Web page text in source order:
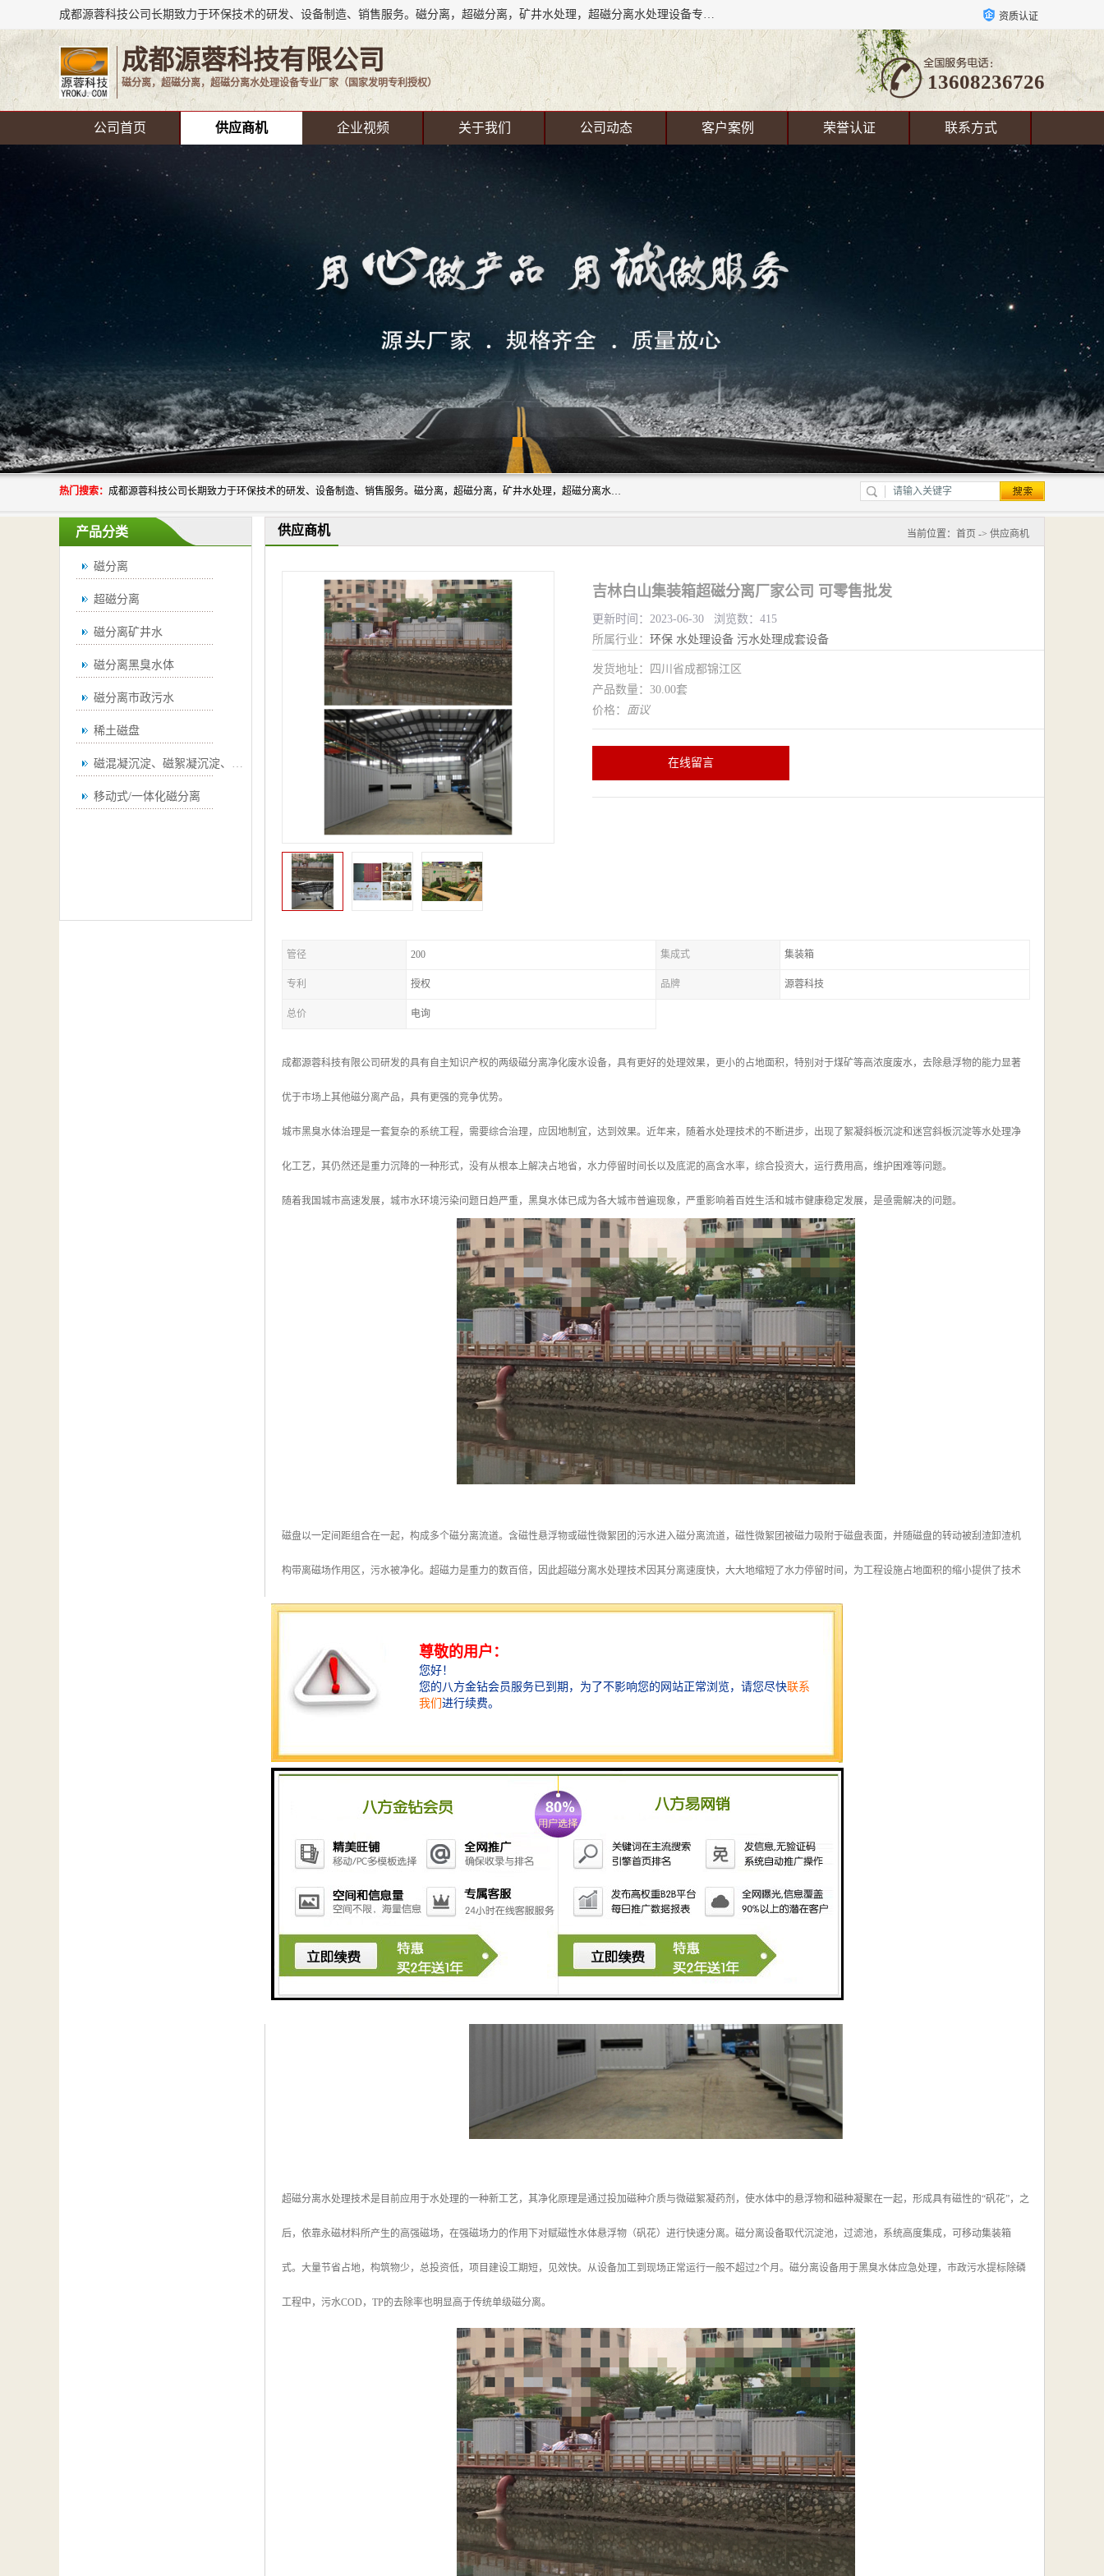
成都源蓉科技公司长期致力于环保技术的研发、设备制造、销售服务。磁分离，超磁分离，矿井水处理，超磁分离水处理设备专业厂家（国家发明专利授权）在水处理领域，公司拥有自己的技术，包括磁分离净化、磁力脱水、精密过滤等，且已获得多项国家发明专利磁分离设备，一级强化设备，磁分离机，磁分离水处理技术服务，超磁分离水处理技术服务。 资质认证
成都源蓉科技有限公司
磁分离，超磁分离，超磁分离水处理设备专业厂家（国家发明专利授权） 13608236726
公司首页 供应商机 企业视频 关于我们 公司动态 客户案例 荣誉认证 联系方式
热门搜索： 成都源蓉科技公司长期致力于环保技术的研发、设备制造、销售服务。磁分离，超磁分离，矿井水处理，超磁分离水处理设备专业厂家（国家发明专利授权）在水处理领域，公司拥有自己的技术，包括磁分离净化、磁力脱水、精密过滤等，且已获得多项国家发明专利磁分离设备，一级强化设备，磁分离机，磁分离水处理技术服务，超磁分离水处理技术服务。
产品分类
磁分离
超磁分离
磁分离矿井水
磁分离黑臭水体
磁分离市政污水
稀土磁盘
磁混凝沉淀、磁絮凝沉淀、磁澄清
移动式/一体化磁分离
供应商机 当前位置： 首页 -> 供应商机
吉林白山集装箱超磁分离厂家公司 可零售批发
更新时间：2023-06-30 浏览数：415
所属行业： 环保 水处理设备 污水处理成套设备
发货地址：四川省成都锦江区
产品数量：30.00套
价格： 面议
在线留言
管径 200 集成式 集装箱
专利 授权 品牌 源蓉科技
总价 电询
成都源蓉科技有限公司研发的具有自主知识产权的两级磁分离净化废水设备，具有更好的处理效果，更小的占地面积，特别对于煤矿等高浓度废水，去除悬浮物的能力显著
优于市场上其他磁分离产品，具有更强的竞争优势。
城市黑臭水体治理是一套复杂的系统工程，需要综合治理，应因地制宜，达到效果。近年来，随着水处理技术的不断进步，出现了絮凝斜板沉淀和迷宫斜板沉淀等水处理净
化工艺，其仍然还是重力沉降的一种形式，没有从根本上解决占地省，水力停留时间长以及底泥的高含水率，综合投资大，运行费用高，维护困难等问题。
随着我国城市高速发展，城市水环境污染问题日趋严重，黑臭水体已成为各大城市普遍现象，严重影响着百姓生活和城市健康稳定发展，是亟需解决的问题。
磁盘以一定间距组合在一起，构成多个磁分离流道。含磁性悬浮物或磁性微絮团的污水进入磁分离流道，磁性微絮团被磁力吸附于磁盘表面，并随磁盘的转动被刮渣卸渣机
构带离磁场作用区，污水被净化。超磁力是重力的数百倍，因此超磁分离水处理技术因其分离速度快，大大地缩短了水力停留时间，为工程设施占地面积的缩小提供了技术
保障。
超磁分离水处理技术是目前应用于水处理的一种新工艺，其净化原理是通过投加磁种介质与微磁絮凝药剂，使水体中的悬浮物和磁种凝聚在一起，形成具有磁性的“矾花”，之
后，依靠永磁材料所产生的高强磁场，在强磁场力的作用下对赋磁性水体悬浮物（矾花）进行快速分离。磁分离设备取代沉淀池，过滤池，系统高度集成，可移动集装箱
式。大量节省占地，构筑物少，总投资低，项目建设工期短，见效快。从设备加工到现场正常运行一般不超过2个月。磁分离设备用于黑臭水体应急处理，市政污水提标除磷
工程中，污水COD，TP的去除率也明显高于传统单级磁分离。